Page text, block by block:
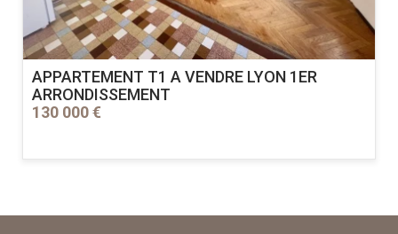
APPARTEMENT T1 A VENDRE LYON 1ER
ARRONDISSEMENT
130 000 €